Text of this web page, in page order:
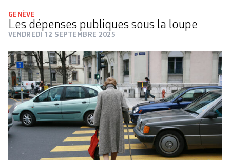
GENÈVE
Les dépenses publiques sous la loupe
VENDREDI 12 SEPTEMBRE 2025